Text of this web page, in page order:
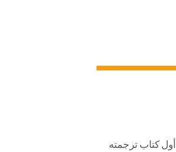
كتاب ترجمته